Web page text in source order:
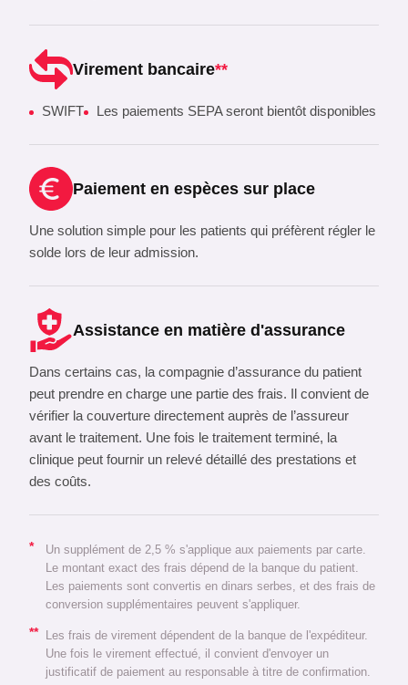
Virement bancaire**
SWIFT Les paiements SEPA seront bientôt disponibles
Paiement en espèces sur place
Une solution simple pour les patients qui préfèrent régler le
solde lors de leur admission.
Assistance en matière d'assurance
Dans certains cas, la compagnie d’assurance du patient
peut prendre en charge une partie des frais. Il convient de
vérifier la couverture directement auprès de l’assureur
avant le traitement. Une fois le traitement terminé, la
clinique peut fournir un relevé détaillé des prestations et
des coûts.
*
Un supplément de 2,5 % s'applique aux paiements par carte.
Le montant exact des frais dépend de la banque du patient.
Les paiements sont convertis en dinars serbes, et des frais de
conversion supplémentaires peuvent s'appliquer.
**
Les frais de virement dépendent de la banque de l'expéditeur.
Une fois le virement effectué, il convient d'envoyer un
justificatif de paiement au responsable à titre de confirmation.